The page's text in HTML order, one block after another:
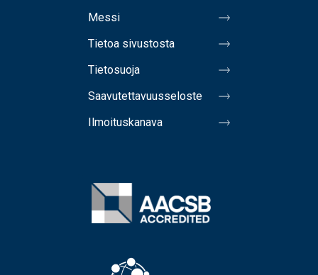
Messi
Tietoa sivustosta
Tietosuoja
Saavutettavuusseloste
Ilmoituskanava
Image
Image